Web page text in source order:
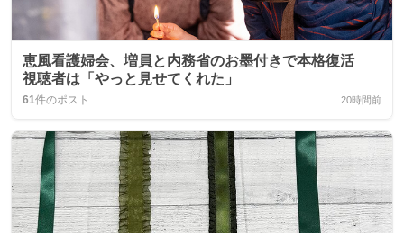
恵風看護婦会、増員と内務省のお墨付きで本格復活
視聴者は「やっと見せてくれた」
61件のポスト 20時間前